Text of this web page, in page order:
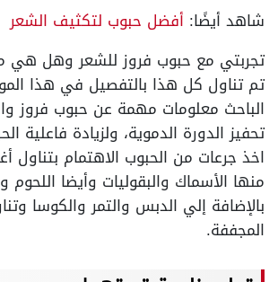
شاهد أيضًا: أفضل حبوب لتكثيف الشعر
تجربتي مع حبوب فروز للشعر وهل هي
تم تناول كل هذا بالتفصيل في هذا
الباحث معلومات مهمة عن حبوب فروز
تحفيز الدورة الدموية، ولزيادة فاعلية
اخذ جرعات من الحبوب الاهتمام بتناول
منها الأسماك والبقوليات وأيضا اللحوم
بالإضافة إلي الدبس والتمر والكوسا
المجففة.